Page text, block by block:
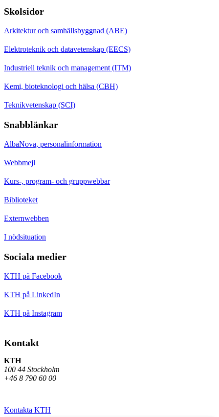
Skolsidor
Arkitektur och samhällsbyggnad (ABE)
Elektroteknik och datavetenskap (EECS)
Industriell teknik och management (ITM)
Kemi, bioteknologi och hälsa (CBH)
Teknikvetenskap (SCI)
Snabblänkar
AlbaNova, personalinformation
Webbmejl
Kurs-, program- och gruppwebbar
Biblioteket
Externwebben
I nödsituation
Sociala medier
KTH på Facebook
KTH på LinkedIn
KTH på Instagram
Kontakt
KTH
100 44 Stockholm
+46 8 790 60 00
Kontakta KTH